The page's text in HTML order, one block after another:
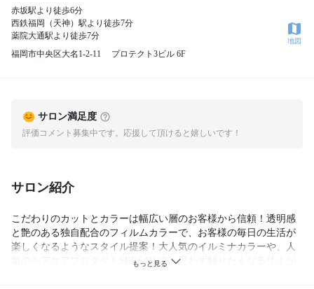
赤坂駅より徒歩6分
西鉄福岡（天神）駅より徒歩7分
薬院大通駅より徒歩7分
福岡市中央区大名1-2-11 プロテクト3ビル 6F
地図
サロン満足度
評価コメント募集中です。応援して頂けると嬉しいです！
サロン紹介
こだわりのカットとカラーは幅広い層のお客様から信頼！透明感
と艶のある独自配合のフィルムカラーで、お客様の毎日の生活が
楽しくなるようなスタイル提案！大人気のイルミナカラーや、人
気のヘアケアプロダクトSEESAWで、思わず触りたくなる仕上が